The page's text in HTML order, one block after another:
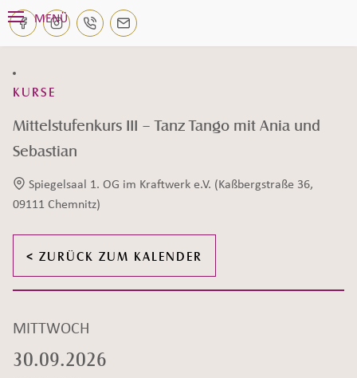
Navigation überspringen
MENÜ
KETEGORIE:
KURSE
Mittelstufenkurs III – Tanz Tango mit Ania und
Sebastian
Veranstaltungsort:
Spiegelsaal 1. OG im Kraftwerk e.V. (Kaßbergstraße 36,
09111 Chemnitz)
< ZURÜCK ZUM KALENDER
Datum:
MITTWOCH
30.09.2026